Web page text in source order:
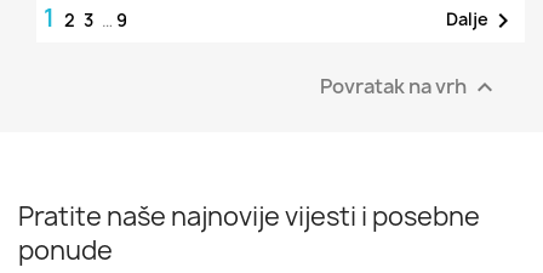
1 2 3 … 9 Dalje 
Povratak na vrh 
Pratite naše najnovije vijesti i posebne
ponude